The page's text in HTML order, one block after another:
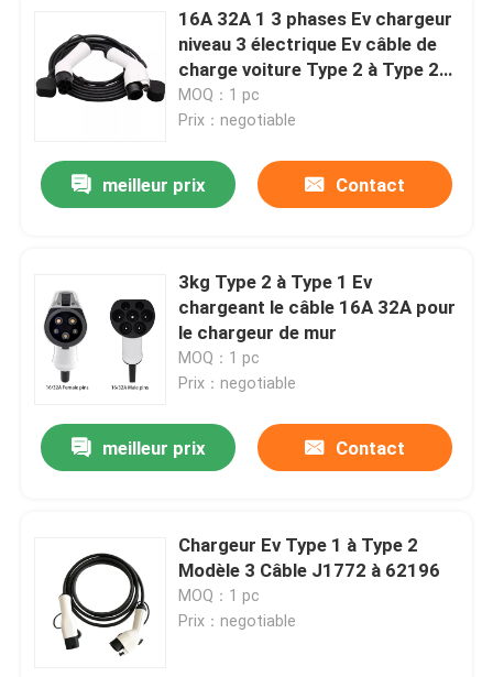
16A 32A 1 3 phases Ev chargeur
niveau 3 électrique Ev câble de
charge voiture Type 2 à Type 2
Ev câble de charge
MOQ：1 pc
Prix：negotiable
meilleur prix Contact
3kg Type 2 à Type 1 Ev
chargeant le câble 16A 32A pour
le chargeur de mur
MOQ：1 pc
Prix：negotiable
meilleur prix Contact
Chargeur Ev Type 1 à Type 2
Modèle 3 Câble J1772 à 62196
MOQ：1 pc
Prix：negotiable